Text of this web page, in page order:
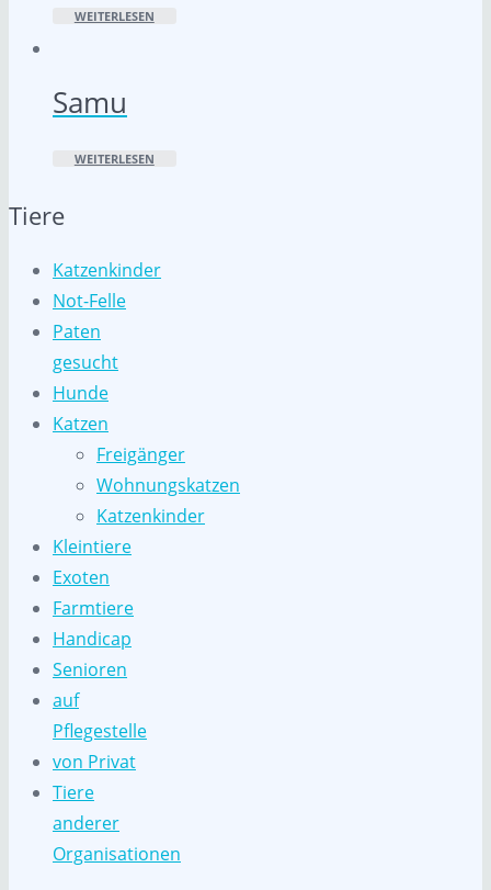
WEITERLESEN
Samu
WEITERLESEN
Tiere
Katzenkinder
Not-Felle
Paten
gesucht
Hunde
Katzen
Freigänger
Wohnungskatzen
Katzenkinder
Kleintiere
Exoten
Farmtiere
Handicap
Senioren
auf
Pflegestelle
von Privat
Tiere
anderer
Organisationen